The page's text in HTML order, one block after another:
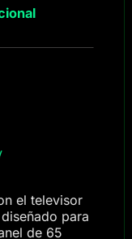
el televisor
para
de 65